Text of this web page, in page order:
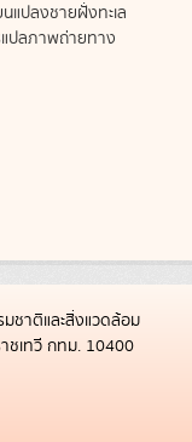
แปลงชายฝั่งทะเล
ปลภาพถ่ายทาง
ชาติและสิ่งแวดล้อม
ชเทวี กทม. 10400